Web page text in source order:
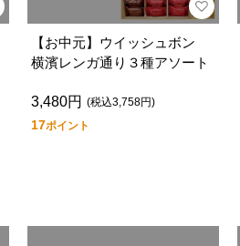
【お中元】ウイッシュボン
横濱レンガ通り３種アソート
3,480円 (税込3,758円)
17ポイント